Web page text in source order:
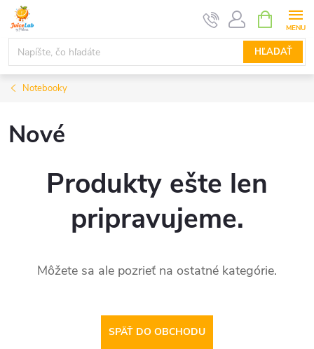
Prejsť
obsah
HĽADAŤ
KOŠÍK
Notebooky
Nové
Produkty ešte len
pripravujeme.
Môžete sa ale pozrieť na ostatné kategórie.
SPÄŤ DO OBCHODU